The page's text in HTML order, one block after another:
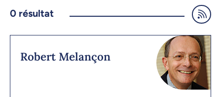
0 résultat
Robert Melançon